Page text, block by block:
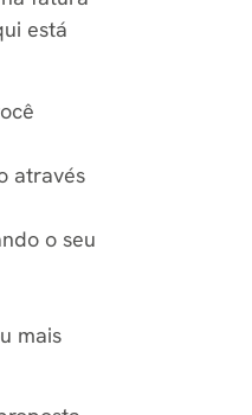
está
através
o seu
mais